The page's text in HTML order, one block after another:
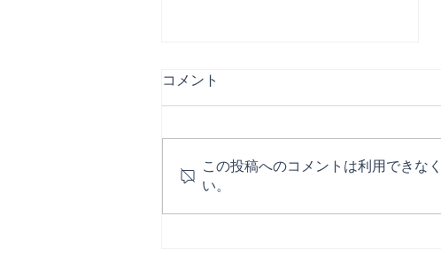
【ご報告】ぴろしき解散のお
コメント
この投稿へのコメントは利用できな
い。